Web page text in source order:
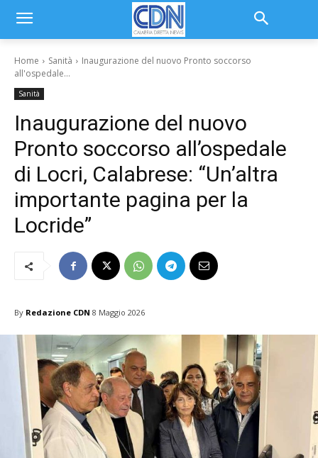
Home Sanità
Inaugurazione del nuovo Pronto soccorso
all'ospedale...
Sanità
Inaugurazione del nuovo
Pronto soccorso all’ospedale
di Locri, Calabrese: “Un’altra
importante pagina per la
Locride”
By Redazione CDN 8 Maggio 2026